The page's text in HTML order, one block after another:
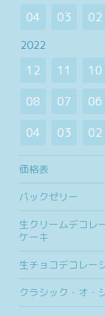
04
03 02
2022
12 11 10
08
07 06
04
03 02
価格表
パックゼリー
生クリームデコレ
ケーキ
生チョコデコレー
クラシック・オ・